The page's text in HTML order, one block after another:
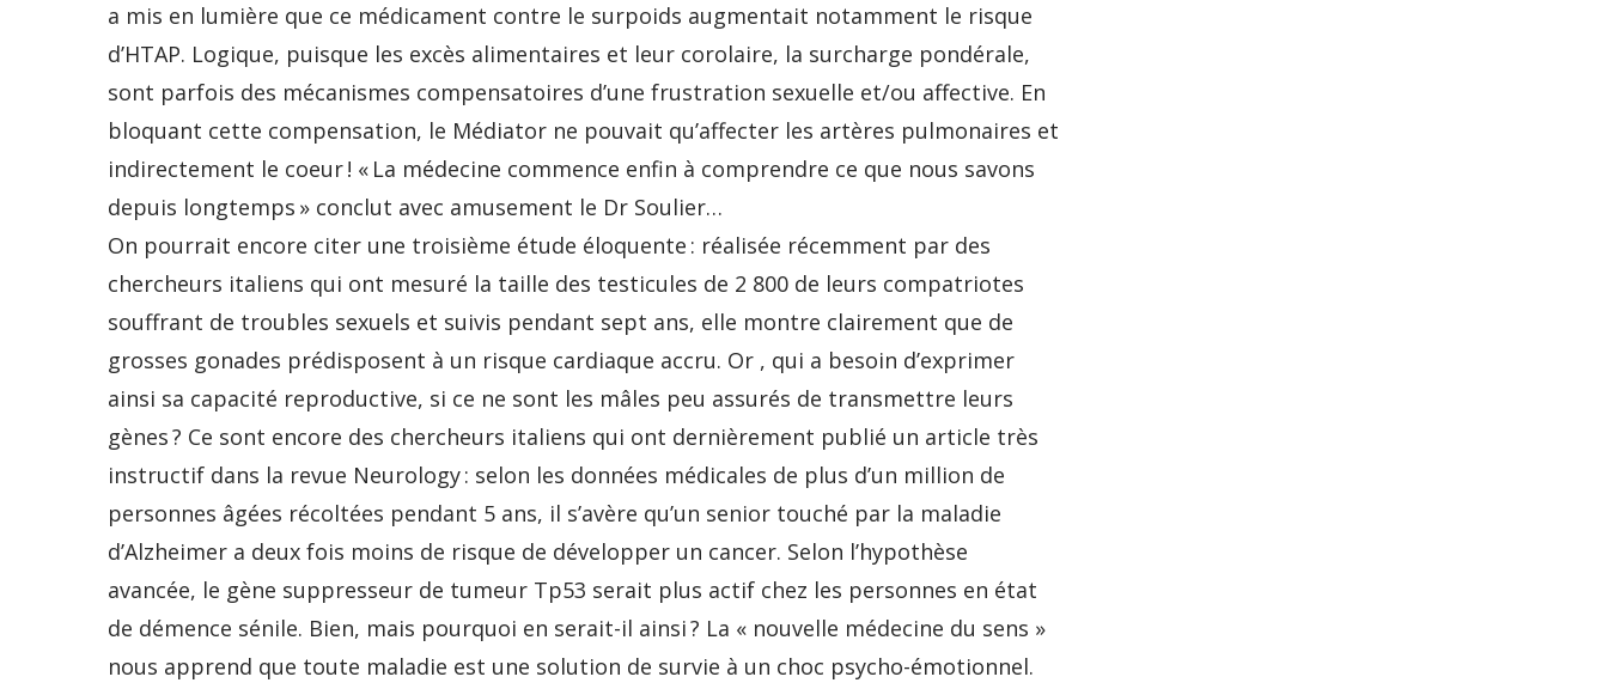
a mis en lumière que ce médicament contre le surpoids augmentait notamment le risque
d’HTAP. Logique, puisque les excès alimentaires et leur corolaire, la surcharge pondérale,
sont parfois des mécanismes compensatoires d’une frustration sexuelle et/ou affective. En
bloquant cette compensation, le Médiator ne pouvait qu’affecter les artères pulmonaires et
indirectement le coeur ! « La médecine commence enfin à comprendre ce que nous savons
depuis longtemps » conclut avec amusement le Dr Soulier…
On pourrait encore citer une troisième étude éloquente : réalisée récemment par des
chercheurs italiens qui ont mesuré la taille des testicules de 2 800 de leurs compatriotes
souffrant de troubles sexuels et suivis pendant sept ans, elle montre clairement que de
grosses gonades prédisposent à un risque cardiaque accru. Or , qui a besoin d’exprimer
ainsi sa capacité reproductive, si ce ne sont les mâles peu assurés de transmettre leurs
gènes ? Ce sont encore des chercheurs italiens qui ont dernièrement publié un article très
instructif dans la revue Neurology : selon les données médicales de plus d’un million de
personnes âgées récoltées pendant 5 ans, il s’avère qu’un senior touché par la maladie
d’Alzheimer a deux fois moins de risque de développer un cancer. Selon l’hypothèse
avancée, le gène suppresseur de tumeur Tp53 serait plus actif chez les personnes en état
de démence sénile. Bien, mais pourquoi en serait-il ainsi ? La « nouvelle médecine du sens »
nous apprend que toute maladie est une solution de survie à un choc psycho-émotionnel.